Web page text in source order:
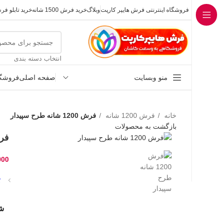
فروشگاه اینترنتی فرش هایپر کارپتوبلاگخرید فرش 1500 شانه خرید تابلو
انتخاب دسته بندی
منو وبسایت صفحه اصلی
خانه فرش 1200 شانه
فرش 1200 شانه طرح سپیدار
بازگشت به محصولات
فرش 1200